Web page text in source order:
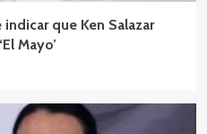
que Ken Salazar
Mayo’